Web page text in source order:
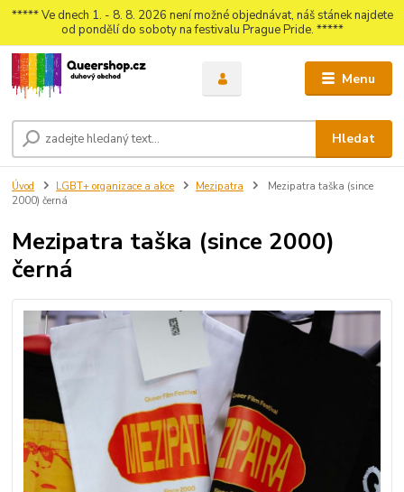
***** Ve dnech 1. - 8. 8. 2026 není možné objednávat, náš stánek najdete
od pondělí do soboty na festivalu Prague Pride. *****
Menu
Hledat
Úvod LGBT+ organizace a akce Mezipatra
Mezipatra taška (since
2000) černá
Mezipatra taška (since 2000)
černá